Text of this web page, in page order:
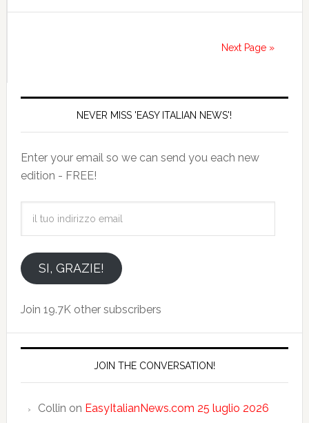
Next Page »
NEVER MISS 'EASY ITALIAN NEWS'!
Enter your email so we can send you each new
edition - FREE!
emailSI, GRAZIE!
Join 19.7K other subscribers
JOIN THE CONVERSATION!
Collin on EasyItalianNews.com 25 luglio 2026